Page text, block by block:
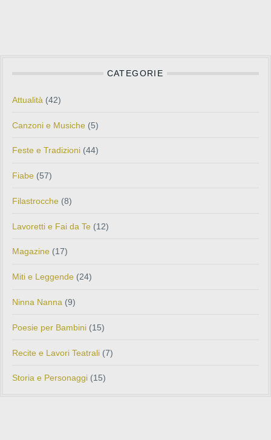
CATEGORIE
Attualità (42)
Canzoni e Musiche (5)
Feste e Tradizioni (44)
Fiabe (57)
Filastrocche (8)
Lavoretti e Fai da Te (12)
Magazine (17)
Miti e Leggende (24)
Ninna Nanna (9)
Poesie per Bambini (15)
Recite e Lavori Teatrali (7)
Storia e Personaggi (15)